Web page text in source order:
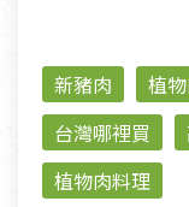
新豬肉 植
台灣哪裡買
植物肉料理